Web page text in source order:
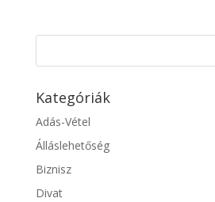
Kategóriák
Adás-Vétel
Álláslehetőség
Biznisz
Divat